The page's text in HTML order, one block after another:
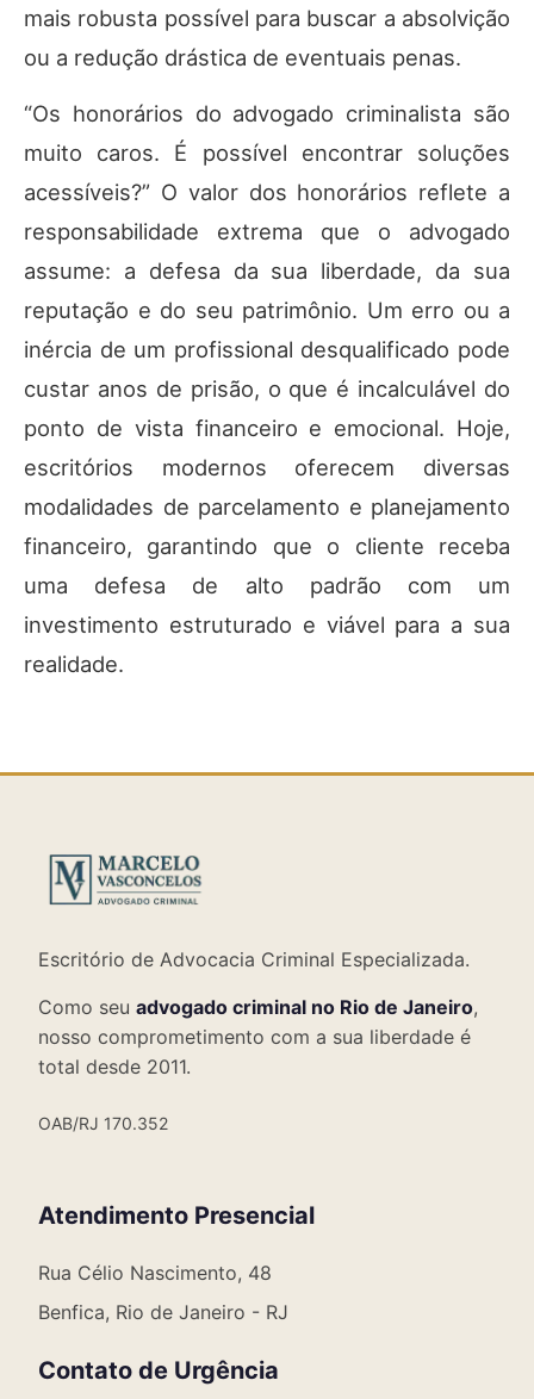
mais robusta possível para buscar a absolvição
ou a redução drástica de eventuais penas.
“Os honorários do advogado criminalista são
muito caros. É possível encontrar soluções
acessíveis?” O valor dos honorários reflete a
responsabilidade extrema que o advogado
assume: a defesa da sua liberdade, da sua
reputação e do seu patrimônio. Um erro ou a
inércia de um profissional desqualificado pode
custar anos de prisão, o que é incalculável do
ponto de vista financeiro e emocional. Hoje,
escritórios modernos oferecem diversas
modalidades de parcelamento e planejamento
financeiro, garantindo que o cliente receba
uma defesa de alto padrão com um
investimento estruturado e viável para a sua
realidade.
Escritório de Advocacia Criminal Especializada.
Como seu advogado criminal no Rio de Janeiro,
nosso comprometimento com a sua liberdade é
total desde 2011.
OAB/RJ 170.352
Atendimento Presencial
Rua Célio Nascimento, 48
Benfica, Rio de Janeiro - RJ
Contato de Urgência